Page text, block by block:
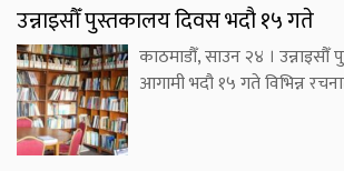
उन्नाइसौँ पुस्तकालय दिवस भदौ १५ गते
काठमाडौँ, साउन २४ ।
आगामी भदौ १५ गते विभिन्न